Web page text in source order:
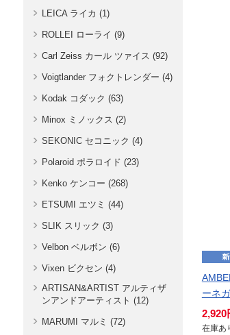
ーネ
2,920
在庫あ
LEICA ライカ (1)
ROLLEI ローライ (9)
Carl Zeiss カール ツァイス (92)
Voigtlander フォクトレンダー (4)
Kodak コダック (63)
Minox ミノックス (2)
SEKONIC セコニック (4)
Polaroid ポラロイド (23)
Kenko ケンコー (268)
ETSUMI エツミ (44)
SLIK スリック (3)
Velbon ベルボン (6)
Vixen ビクセン (4)
ARTISAN&ARTIST アルティザ
ンアンドアーティスト (12)
MARUMI マルミ (72)